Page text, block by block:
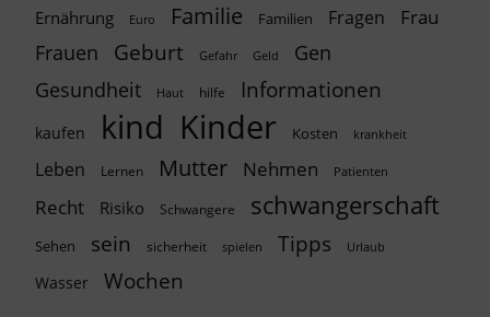
Ernährung Euro Familie Familien Fragen Frau
Frauen Geburt Gefahr Geld
Gen
Gesundheit
Haut hilfe Informationen
kaufen kind Kinder Kosten krankheit
Leben Lernen Mutter Nehmen Patienten
Recht Risiko Schwangere schwangerschaft
Sehen sein sicherheit spielen Tipps Urlaub
Wasser Wochen